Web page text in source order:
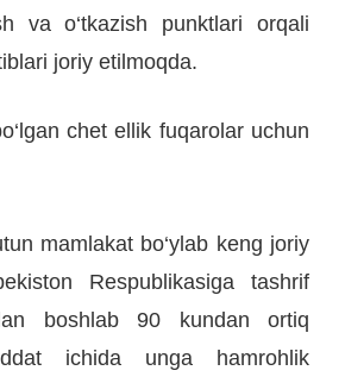
va o‘tkazish punktlari orqali
joriy etilmoqda.
chet ellik fuqarolar uchun
mamlakat bo‘ylab keng joriy
Respublikasiga tashrif
boshlab 90 kundan ortiq
ichida unga hamrohlik